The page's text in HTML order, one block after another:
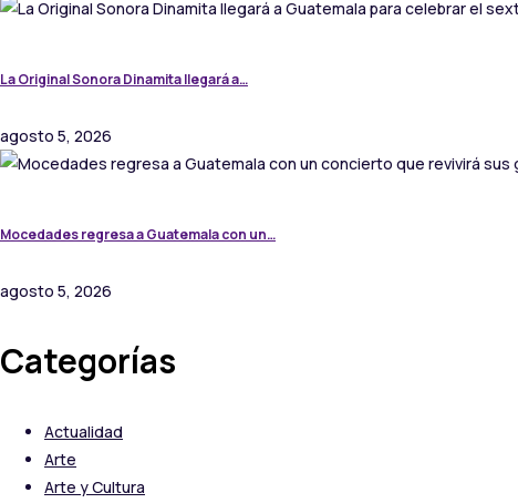
La Original Sonora Dinamita llegará a…
agosto 5, 2026
Mocedades regresa a Guatemala con un…
agosto 5, 2026
Categorías
Actualidad
Arte
Arte y Cultura